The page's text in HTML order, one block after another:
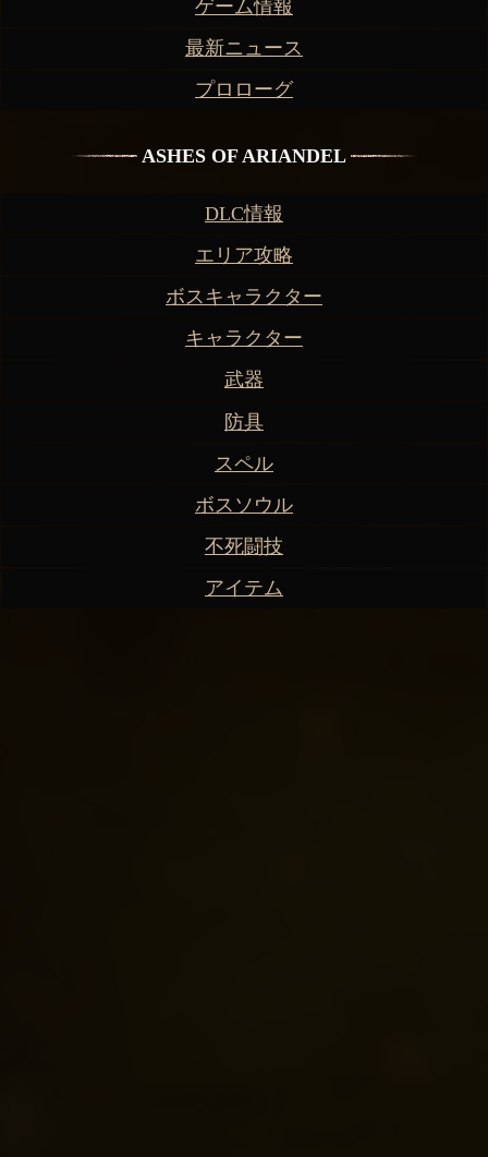
ゲーム情報
最新ニュース
プロローグ
ASHES OF ARIANDEL
DLC情報
エリア攻略
ボスキャラクター
キャラクター
武器
防具
スペル
ボスソウル
不死闘技
アイテム